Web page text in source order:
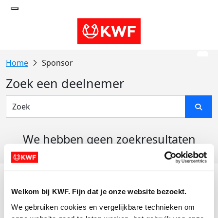
Welkom bij KWF. Fijn dat je onze website bezoekt.
We gebruiken cookies en vergelijkbare technieken om
Sponsor
Zoek een deelnemer
We hebben geen zoekresultaten
Actiematerialen
Evenementen